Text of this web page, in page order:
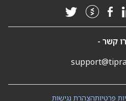
קשר -
הצהרת נגישותפרטיות